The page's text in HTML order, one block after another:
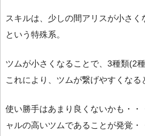
スキルは、少しの間アリスが小さく
という特殊系。
ツムが小さくなることで、3種類(2
これにより、ツムが繋げやすくなる
使い勝手はあまり良くないかも・
ャルの高いツムであることが発覚・